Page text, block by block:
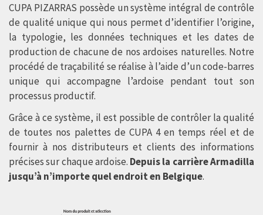
CUPA PIZARRAS possède un système intégral de contrôle
de qualité unique qui nous permet d’identifier l’origine,
la typologie, les données techniques et les dates de
production de chacune de nos ardoises naturelles. Notre
procédé de traçabilité se réalise à l’aide d’un code-barres
unique qui accompagne l’ardoise pendant tout son
processus productif.
Grâce à ce système, il est possible de contrôler la qualité
de toutes nos palettes de CUPA 4 en temps réel et de
fournir à nos distributeurs et clients des informations
précises sur chaque ardoise. Depuis la carrière Armadilla
jusqu’à n’importe quel endroit en Belgique.